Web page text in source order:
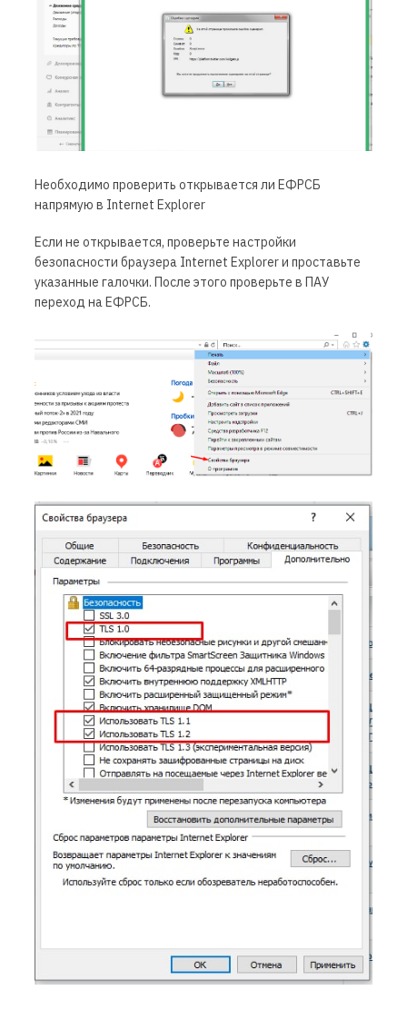
Необходимо проверить открывается ли ЕФРСБ
напрямую в Internet Explorer
Если не открывается, проверьте настройки
безопасности браузера Internet Explorer и проставьте
указанные галочки. После этого проверьте в ПАУ
переход на ЕФРСБ.